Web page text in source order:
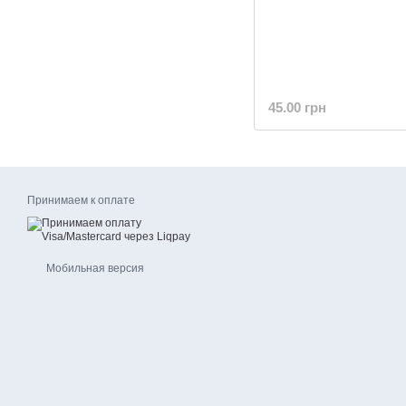
45.00 грн
Принимаем к оплате
Мобильная версия